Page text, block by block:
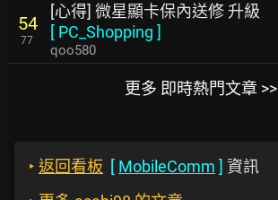
54
77
[心得] 微星顯卡保內送修 升級
[ PC_Shopping ]
qoo580
更多 即時熱門文章 >>
‣ 返回看板 [ MobileComm ] 資訊